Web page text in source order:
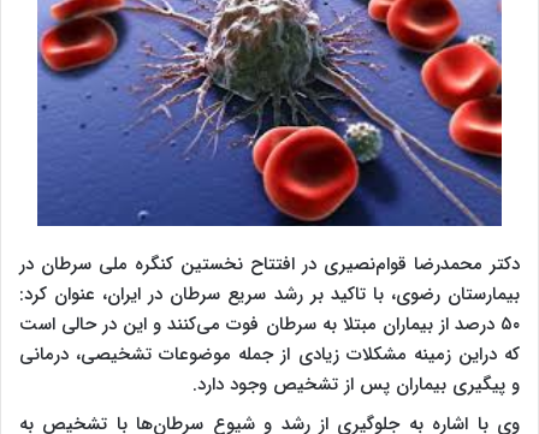
دکتر محمدرضا قوام‌نصیری در افتتاح نخستین کنگره ملی سرطان در
بیمارستان رضوی، با تاکید بر رشد سریع سرطان در ایران، عنوان کرد:
۵۰ درصد از بیماران مبتلا به سرطان فوت می‌کنند و این در حالی است
که دراین زمینه مشکلات زیادی از جمله موضوعات تشخیصی، درمانی
و پیگیری بیماران پس از تشخیص وجود دارد.
وی با اشاره به جلوگیری از رشد و شیوع سرطان‌ها با تشخیص به